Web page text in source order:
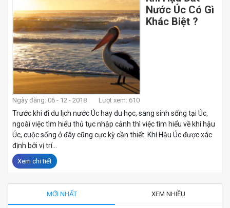
Nước Úc Có Gì
Khác Biệt ?
Ngày đăng: 06 - 12 - 2018 Lượt xem: 610
Trước khi đi du lịch nước Úc hay du học, sang sinh sống tại Úc,
ngoài việc tìm hiểu thủ tục nhập cảnh thì việc tìm hiểu về khí hậu
Úc, cuộc sống ở đây cũng cực kỳ cần thiết. Khí Hậu Úc được xác
định bởi vị trí...
Xem chi tiết
MỚI NHẤT XEM NHIỀU